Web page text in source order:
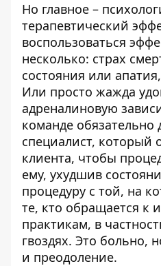
Но главное –
терапевтический
воспользоваться
несколько: страх
состояния или
Или просто жажда
адреналиновую
команде
специалист, который
клиента, чтобы
ему, ухудшив
процедуру с той, на
те, кто обращается к
практикам, в
гвоздях. Это больно,
и преодоление.